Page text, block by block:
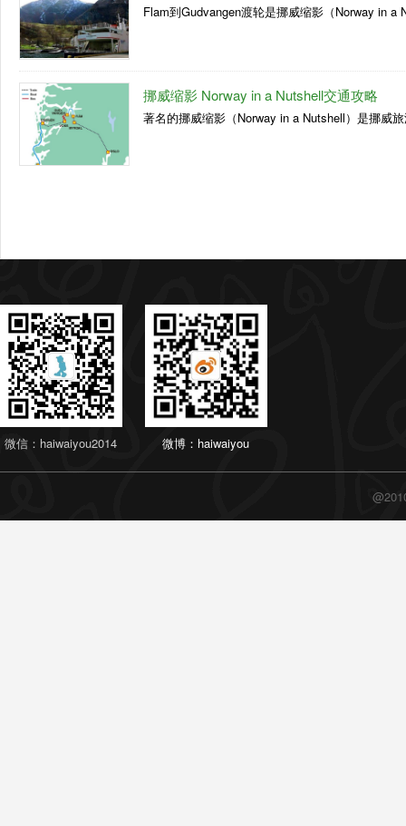
Flam到Gudvangen渡轮是挪威缩影（Norway in a
挪威缩影 Norway in a Nutshell交通攻略
著名的挪威缩影（Norway in a Nutshell）是挪威
微信：haiwaiyou2014 微博：haiwaiyou